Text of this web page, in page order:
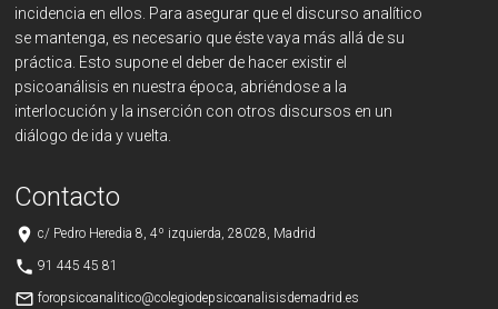
incidencia en ellos. Para asegurar que el discurso analítico
se mantenga, es necesario que éste vaya más allá de su
práctica. Esto supone el deber de hacer existir el
psicoanálisis en nuestra época, abriéndose a la
interlocución y la inserción con otros discursos en un
diálogo de ida y vuelta.
Contacto
place c/ Pedro Heredia 8, 4º izquierda, 28028, Madrid
phone 91 445 45 81
mail_outline foropsicoanalitico@colegiodepsicoanalisisdemadrid.es